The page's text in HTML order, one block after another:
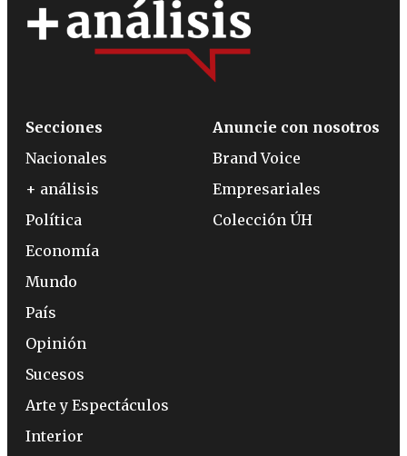
Secciones
Nacionales
+ análisis
Política
Economía
Mundo
País
Opinión
Sucesos
Arte y Espectáculos
Interior
Anuncie con nosotros
Brand Voice
Empresariales
Colección ÚH